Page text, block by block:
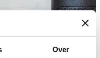
Over